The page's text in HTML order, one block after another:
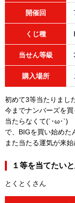
開催回
くじ種
当せん等級
購入場所
初めて3等当たりまし
今までナンバーズを
当たらなくて(´･ω･`)
で、BIGを買い始めた
また当たる運気が来
１等を当てたい
とくとくさん